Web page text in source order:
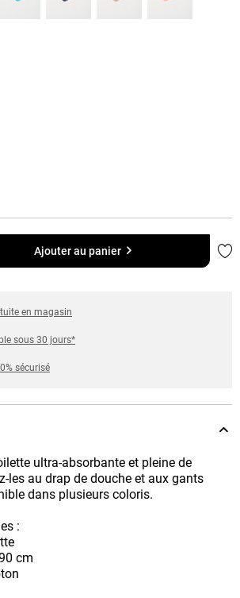
Ajouter au panier
en magasin
sous 30 jours*
sécurisé
ultra-absorbante et pleine de
les au drap de douche et aux gants
dans plusieurs coloris.
:
cm